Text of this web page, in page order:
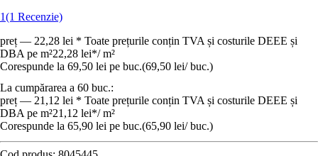
1(1 Recenzie)
preț — 22,28 lei * Toate prețurile conțin TVA și costurile DEEE și
DBA pe m²22,28 lei*/ m²
Corespunde la 69,50 lei pe buc.(69,50 lei/ buc.)
La cumpărarea a 60 buc.:
preț — 21,12 lei * Toate prețurile conțin TVA și costurile DEEE și
DBA pe m²21,12 lei*/ m²
Corespunde la 65,90 lei pe buc.(65,90 lei/ buc.)